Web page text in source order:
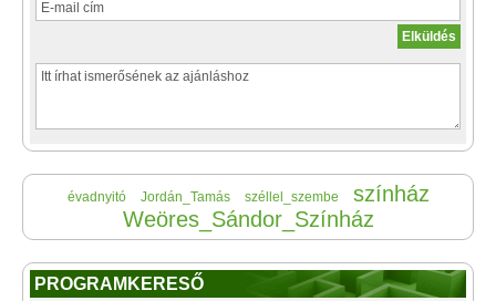
évadnyitó Jordán_Tamás széllel_szembe
színház
Weöres_Sándor_Színház
PROGRAMKERESŐ